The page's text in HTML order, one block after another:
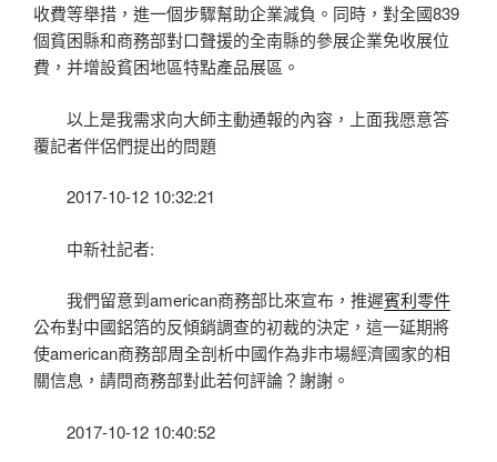
收費等舉措，進一個步驟幫助企業減負。同時，對全國839
個貧困縣和商務部對口聲援的全南縣的參展企業免收展位
費，并增設貧困地區特點產品展區。
以上是我需求向大師主動通報的內容，上面我愿意答
覆記者伴侶們提出的問題
2017-10-12 10:32:21
中新社記者:
我們留意到american商務部比來宣布，推遲賓利零件
公布對中國鋁箔的反傾銷調查的初裁的決定，這一延期將
使american商務部周全剖析中國作為非市場經濟國家的相
關信息，請問商務部對此若何評論？謝謝。
2017-10-12 10:40:52